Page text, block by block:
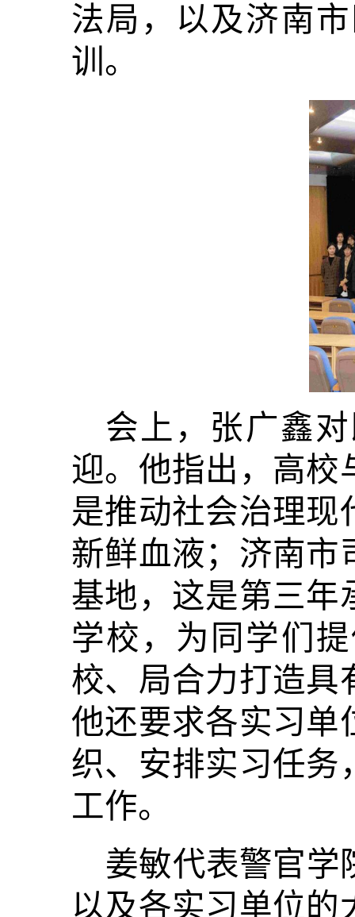
法局，以及济南
训。
会上，张广鑫
迎。他指出，高校
是推动社会治理现
新鲜血液；济南市
基地，这是第三年
学校，为同学们
校、局合力打造具
他还要求各实习单
织、安排实习任务
工作。
姜敏代表警官学
以及各实习单位的